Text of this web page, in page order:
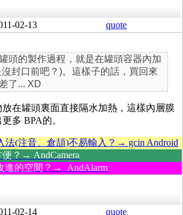
02-13 quote
頭的製作過程，就是在罐頭容器內加
封口前吧？)。這樣子的話，買回來
了... XD
在罐頭裏面直接隔水加熱，這樣內層膜
多 BPA的。
法(注音、倉頡)不易輸入？→ gcin Android
？→ AndCamera
進的空間？→ AndAlarm
02-14 quote